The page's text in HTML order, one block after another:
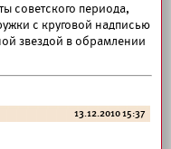
советского периода,
с круговой надписью
звездой в обрамлении
13.12.2010 15:37